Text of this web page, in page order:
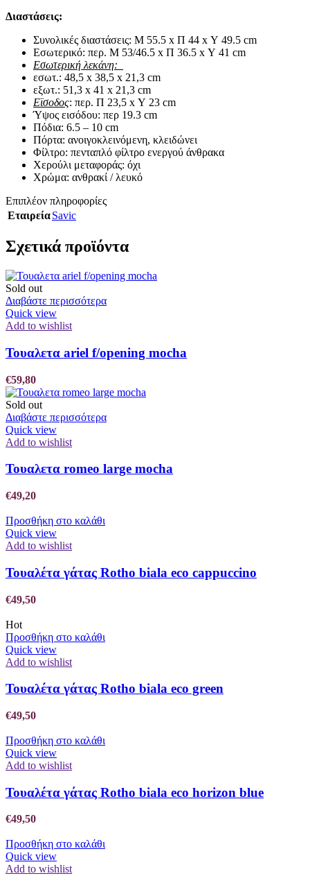
Διαστάσεις:
Συνολικές διαστάσεις: Μ 55.5 x Π 44 x Υ 49.5 cm
Εσωτερικό: περ. Μ 53/46.5 x Π 36.5 x Υ 41 cm
Εσωτερική λεκάνη:
εσωτ.: 48,5 x 38,5 x 21,3 cm
εξωτ.: 51,3 x 41 x 21,3 cm
Εϊσοδος: περ. Π 23,5 x Υ 23 cm
Ύψος εισόδου: περ 19.3 cm
Πόδια: 6.5 – 10 cm
Πόρτα: ανοιγοκλεινόμενη, κλειδώνει
Φίλτρο: πενταπλό φίλτρο ενεργού άνθρακα
Χερούλι μεταφοράς: όχι
Χρώμα: ανθρακί / λευκό
Επιπλέον πληροφορίες
ΕταιρείαSavic
Σχετικά προϊόντα
Sold out
Διαβάστε περισσότερα
Quick view
Add to wishlist
Τουαλετα ariel f/opening mocha
€59,80
Sold out
Διαβάστε περισσότερα
Quick view
Add to wishlist
Τουαλετα romeo large mocha
€49,20
Προσθήκη στο καλάθι
Quick view
Add to wishlist
Τουαλέτα γάτας Rotho biala eco cappuccino
€49,50
Hot
Προσθήκη στο καλάθι
Quick view
Add to wishlist
Τουαλέτα γάτας Rotho biala eco green
€49,50
Προσθήκη στο καλάθι
Quick view
Add to wishlist
Τουαλέτα γάτας Rotho biala eco horizon blue
€49,50
Προσθήκη στο καλάθι
Quick view
Add to wishlist